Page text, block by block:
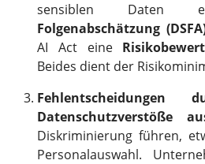
sensiblen Daten
Folgenabschätzung
AI Act eine
Beides dient der
Datenschutzverstöße
Diskriminierung führen,
Personalauswahl.